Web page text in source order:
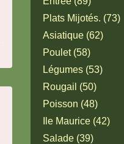
Plats Mijotés. (73)
Asiatique (62)
Poulet (58)
Légumes (53)
Rougail (50)
Poisson (48)
Ile Maurice (42)
Salade (39)